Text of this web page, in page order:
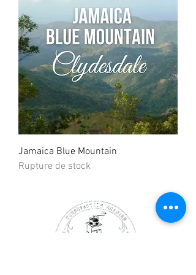
Jamaica Blue Mountain
Rupture de stock